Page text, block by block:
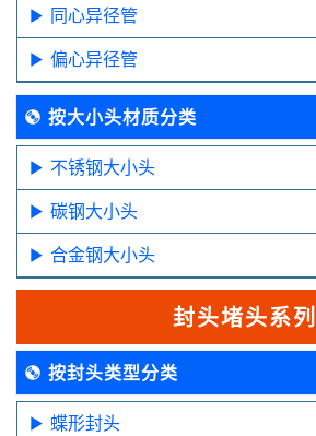
同心异径管
偏心异径管
按大小头材质分类
不锈钢大小头
碳钢大小头
合金钢大小头
封头堵头系列
按封头类型分类
蝶形封头